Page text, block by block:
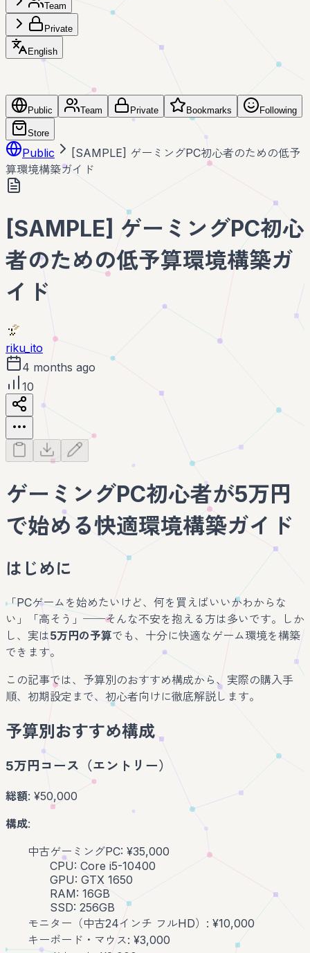
Team
Private
English
Public Team Private Bookmarks Following
Store
Public
[SAMPLE] ゲーミングPC初心者のための低予
算環境構築ガイド
[SAMPLE] ゲーミングPC初心
者のための低予算環境構築ガ
イド
riku_ito
4 months ago
10
ゲーミングPC初心者が5万円
で始める快適環境構築ガイド
はじめに
「PCゲームを始めたいけど、何を買えばいいかわからな
い」「高そう」──そんな不安を抱える方は多いです。しか
し、実は5万円の予算でも、十分に快適なゲーム環境を構築
できます。
この記事では、予算別のおすすめ構成から、実際の購入手
順、初期設定まで、初心者向けに徹底解説します。
予算別おすすめ構成
5万円コース（エントリー）
総額: ¥50,000
構成:
中古ゲーミングPC: ¥35,000
CPU: Core i5-10400
GPU: GTX 1650
RAM: 16GB
SSD: 256GB
モニター（中古24インチ フルHD）: ¥10,000
キーボード・マウス: ¥3,000